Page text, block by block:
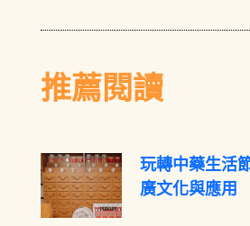
推薦閱讀
玩轉中藥生活
廣文化與應用